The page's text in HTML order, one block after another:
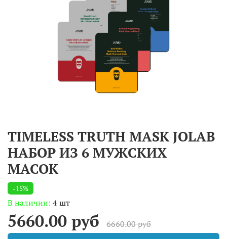
TIMELESS TRUTH MASK JOLAB
НАБОР ИЗ 6 МУЖСКИХ
МАСОК
-15%
В наличии: 4 шт
5660.00 руб
6660.00 руб